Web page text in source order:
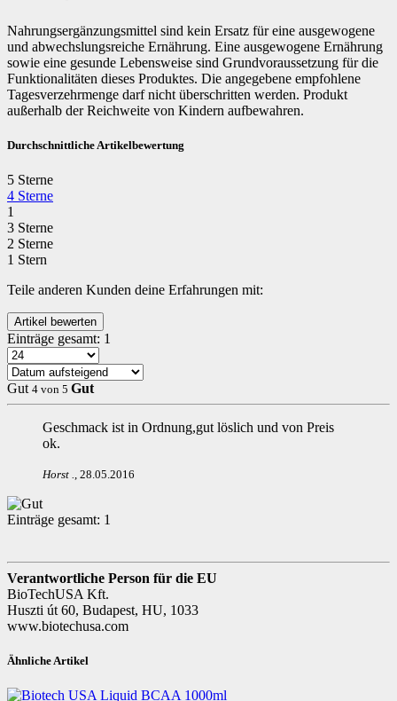
Nahrungsergänzungsmittel sind kein Ersatz für eine ausgewogene
und abwechslungsreiche Ernährung. Eine ausgewogene Ernährung
sowie eine gesunde Lebensweise sind Grundvoraussetzung für die
Funktionalitäten dieses Produktes. Die angegebene empfohlene
Tagesverzehrmenge darf nicht überschritten werden. Produkt
außerhalb der Reichweite von Kindern aufbewahren.
Durchschnittliche Artikelbewertung
5 Sterne
4 Sterne
1
3 Sterne
2 Sterne
1 Stern
Teile anderen Kunden deine Erfahrungen mit:
Einträge gesamt: 1
Gut 4 von 5 Gut
Geschmack ist in Ordnung,gut löslich und von Preis
ok.
Horst ., 28.05.2016
Einträge gesamt: 1
Verantwortliche Person für die EU
BioTechUSA Kft.
Huszti út 60, Budapest, HU, 1033
www.biotechusa.com
Ähnliche Artikel